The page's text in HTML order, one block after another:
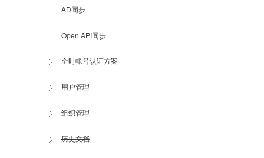
AD同步
Open API同步
全时帐号认证方案
用户管理
组织管理
历史文档